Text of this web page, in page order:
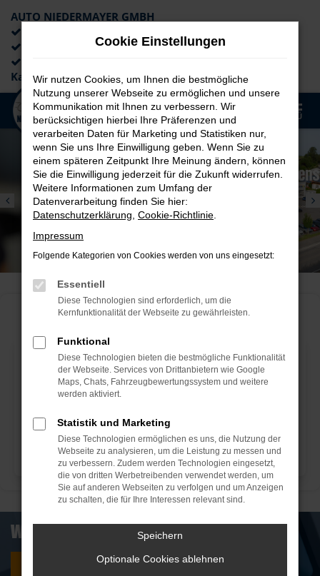
Zum
Hauptinhalt
springen
AUTO NIEDERMAYER GMBH
Lieferung an die Haustür
Kaufabwicklung
MENÜ
SUCHEN. FINDEN. EINSTEIGEN.
WUNSCHFAHRZEUG
Wir finden Ihr Wunschfahrzeug
Cookie Einstellungen
Wir nutzen Cookies, um Ihnen die bestmögliche
Nutzung unserer Webseite zu ermöglichen und unsere
Kommunikation mit Ihnen zu verbessern. Wir
berücksichtigen hierbei Ihre Präferenzen und
verarbeiten Daten für Marketing und Statistiken nur,
wenn Sie uns Ihre Einwilligung geben. Wenn Sie zu
einem späteren Zeitpunkt Ihre Meinung ändern, können
Sie die Einwilligung jederzeit für die Zukunft widerrufen.
Weitere Informationen zum Umfang der
Datenverarbeitung finden Sie hier:
Datenschutzerklärung Cookie-Richtlinie
Impressum
Folgende Kategorien von Cookies werden von uns eingesetzt:
Essentiell
Diese Technologien sind erforderlich, um die
Kernfunktionalität der Webseite zu gewährleisten.
Funktional
Diese Technologien bieten die bestmögliche Funktionalität
der Webseite. Services von Drittanbietern wie Google
Maps, Chats, Fahrzeugbewertungssystem und weitere
werden aktiviert.
Statistik und Marketing
Diese Technologien ermöglichen es uns, die Nutzung der
Webseite zu analysieren, um die Leistung zu messen und
zu verbessern. Zudem werden Technologien eingesetzt,
die von dritten Werbetreibenden verwendet werden, um
Sie auf anderen Webseiten zu verfolgen und um Anzeigen
zu schalten, die für Ihre Interessen relevant sind.
Speichern
Optionale Cookies ablehnen